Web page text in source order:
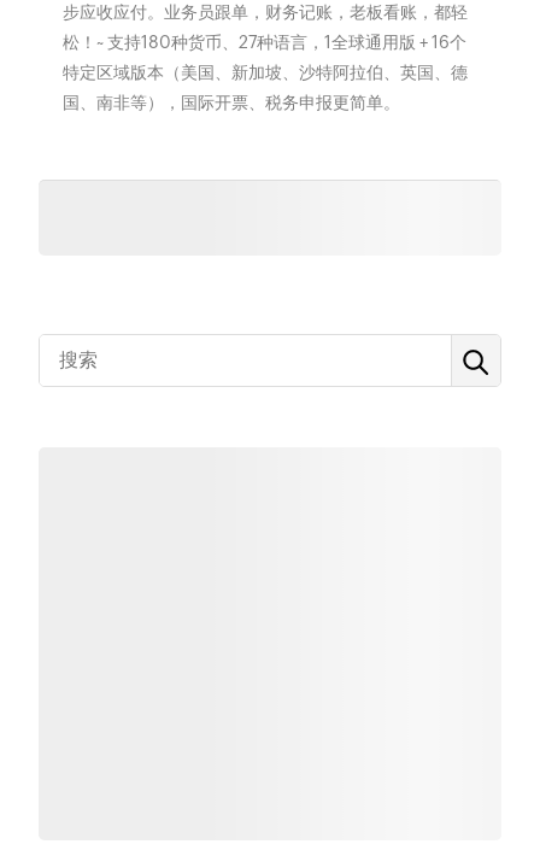
步应收应付。业务员跟单，财务记账，老板看账，都轻
松！~ 支持180种货币、27种语言，1全球通用版 + 16个
特定区域版本（美国、新加坡、沙特阿拉伯、英国、德
国、南非等），国际开票、税务申报更简单。